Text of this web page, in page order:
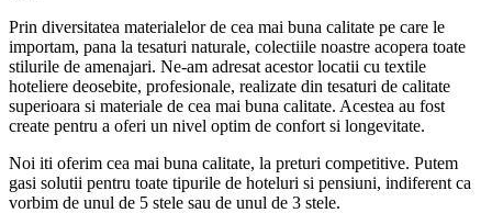
Prin diversitatea materialelor de cea mai buna calitate pe care le
importam, pana la tesaturi naturale, colectiile noastre acopera toate
stilurile de amenajari. Ne-am adresat acestor locatii cu textile
hoteliere deosebite, profesionale, realizate din tesaturi de calitate
superioara si materiale de cea mai buna calitate. Acestea au fost
create pentru a oferi un nivel optim de confort si longevitate.
Noi iti oferim cea mai buna calitate, la preturi competitive. Putem
gasi solutii pentru toate tipurile de hoteluri si pensiuni, indiferent ca
vorbim de unul de 5 stele sau de unul de 3 stele.